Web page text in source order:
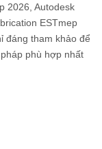
2026, Autodesk
ESTmep
đáng tham khảo để
phù hợp nhất